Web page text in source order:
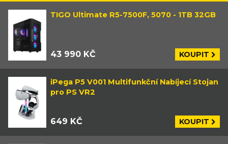
TIGO Ultimate R5-7500F, 5070 - 1TB 32GB
43 990 KČ KOUPIT
iPega P5 V001 Multifunkční Nabíjecí Stojan
pro PS VR2
649 KČ KOUPIT